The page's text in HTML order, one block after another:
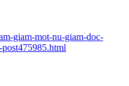
giam-mot-nu-giam-doc-